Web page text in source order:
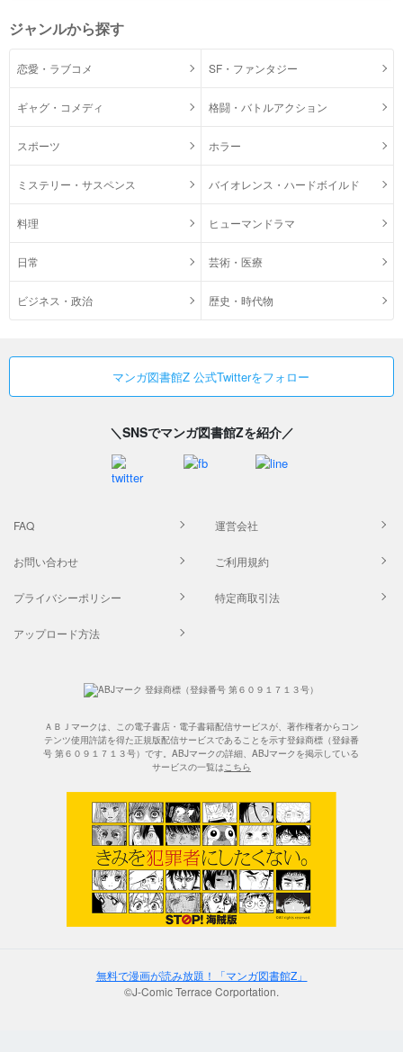
ジャンルから探す
恋愛・ラブコメ SF・ファンタジー
ギャグ・コメディ 格闘・バトルアクション
スポーツ ホラー
ミステリー・サスペンス バイオレンス・ハードボイルド
料理 ヒューマンドラマ
日常 芸術・医療
ビジネス・政治 歴史・時代物
マンガ図書館Z 公式Twitterをフォロー
＼SNSでマンガ図書館Zを紹介／
FAQ 運営会社
お問い合わせ ご利用規約
プライバシーポリシー 特定商取引法
アップロード方法
ＡＢＪマークは、この電子書店・電子書籍配信サービスが、著作権者からコン
テンツ使用許諾を得た正規版配信サービスであることを示す登録商標（登録番
号 第６０９１７１３号）です。ABJマークの詳細、ABJマークを掲示している
サービスの一覧はこちら
無料で漫画が読み放題！「マンガ図書館Z」
©J-Comic Terrace Corportation.